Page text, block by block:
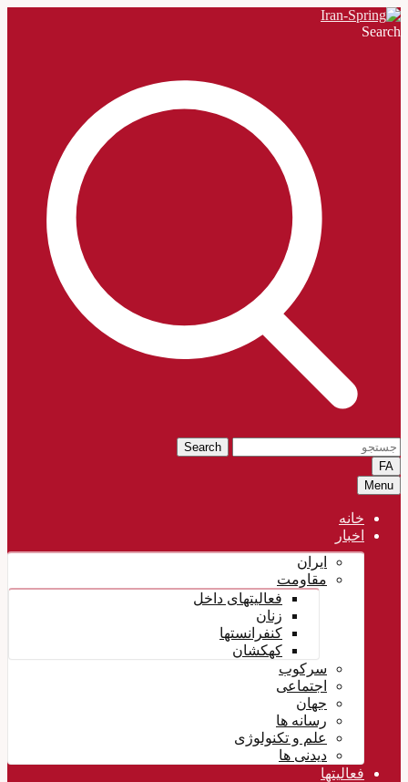
Search
Search
FA
Menu
خانه
اخبار
ایران
مقاومت
فعالیتهای داخل
زنان
کنفرانستها
کهکشان
سرکوب
اجتماعی
جهان
رسانه ها
علم و تکنولوژی
دیدنی ها
فعالیتها